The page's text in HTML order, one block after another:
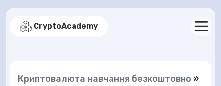
CryptoAcademy
Криптовалюта навчання безкоштовно »